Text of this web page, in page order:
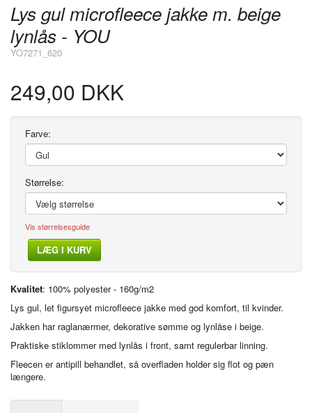
Lys gul microfleece jakke m. beige
lynlås - YOU
YO7271_620
249,00 DKK
Vis størrelsesguide
Farve:
Størrelse:
LÆG I KURV
Kvalitet: 100% polyester - 160g/m2
Lys gul, let figursyet microfleece jakke med god komfort, til kvinder.
Jakken har raglanærmer, dekorative sømme og lynlåse i beige.
Praktiske stiklommer med lynlås i front, samt regulerbar linning.
Fleecen er antipill behandlet, så overfladen holder sig flot og pæn
længere.